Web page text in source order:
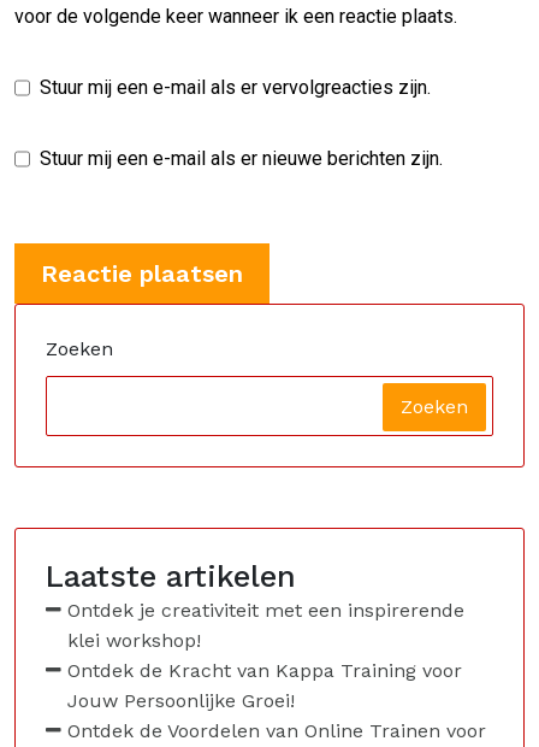
voor de volgende keer wanneer ik een reactie plaats.
Stuur mij een e-mail als er vervolgreacties zijn.
Stuur mij een e-mail als er nieuwe berichten zijn.
Zoeken
Zoeken
Laatste artikelen
Ontdek je creativiteit met een inspirerende
klei workshop!
Ontdek de Kracht van Kappa Training voor
Jouw Persoonlijke Groei!
Ontdek de Voordelen van Online Trainen voor